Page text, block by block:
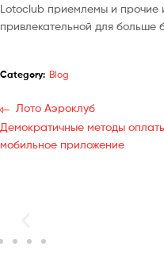
Lotoclub приемлемы и прочие
привлекательной для больше
Category: Blog
Лото Аэроклуб
Демократичные методы
мобильное приложение